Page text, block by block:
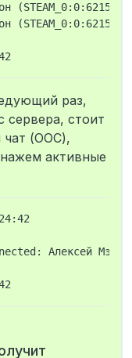
раз,
сервера, стоит
чат (ООС),
активные
Алексей